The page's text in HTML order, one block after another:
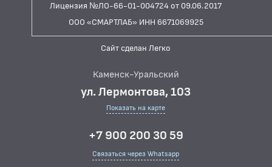
Лицензия №ЛО-66-01-004724 от 09.06.2017
ООО «СМАРТЛАБ» ИНН 6671069925
Сайт сделан Легко
Каменск-Уральский
ул. Лермонтова, 103
Показать на карте
+7 900 200 30 59
Связаться через Whatsapp